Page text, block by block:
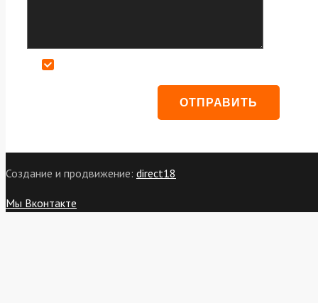
Создание и продвижение: direct18
Мы Вконтакте